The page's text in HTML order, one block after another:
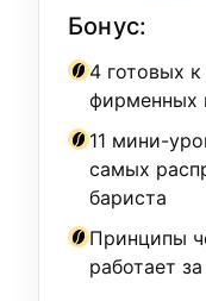
Бонус:
4 готовых
фирменных
11 мини-
самых
бариста
Принципы
работает